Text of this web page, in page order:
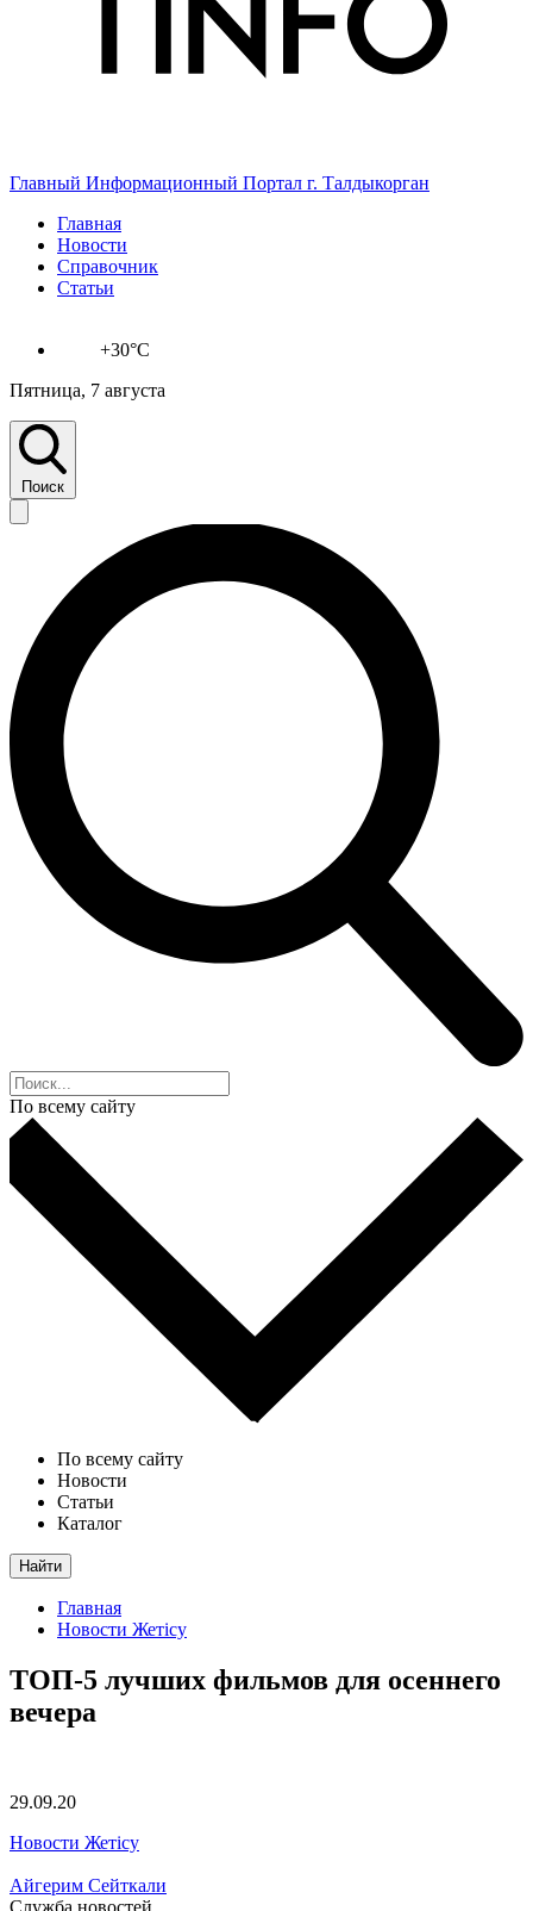
Главный Информационный Портал г. Талдыкорган
Главная
Новости
Справочник
Статьи
+30°C
Пятница, 7 августа
Поиск
По всему сайту
По всему сайту
Новости
Статьи
Каталог
Найти
Главная
Новости Жетісу
ТОП-5 лучших фильмов для осеннего
вечера
29.09.20
Новости Жетісу
Айгерим Сейткали